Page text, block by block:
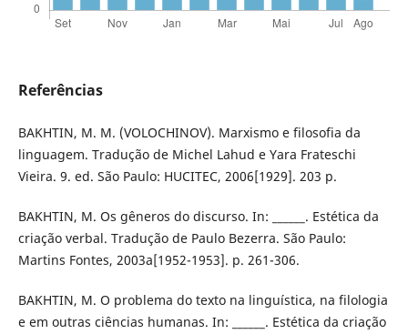
Referências
BAKHTIN, M. M. (VOLOCHINOV). Marxismo e filosofia da
linguagem. Tradução de Michel Lahud e Yara Frateschi
Vieira. 9. ed. São Paulo: HUCITEC, 2006[1929]. 203 p.
BAKHTIN, M. Os gêneros do discurso. In: ______. Estética da
criação verbal. Tradução de Paulo Bezerra. São Paulo:
Martins Fontes, 2003a[1952-1953]. p. 261-306.
BAKHTIN, M. O problema do texto na linguística, na filologia
e em outras ciências humanas. In: ______. Estética da criação